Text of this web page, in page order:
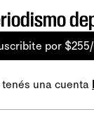
por
tenés una cuenta